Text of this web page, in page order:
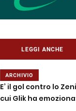
LEGGI ANCHE
ARCHIVIO
E’ il gol contro lo
cui Glik ha